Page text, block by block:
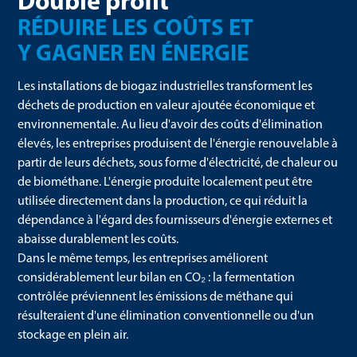
RÉDUIRE LES COÛTS ET
Y GAGNER EN ÉNERGIE
Les installations de biogaz industrielles transforment les
déchets de production en valeur ajoutée économique et
environnementale. Au lieu d'avoir des coûts d'élimination
élevés, les entreprises produisent de l'énergie renouvelable à
partir de leurs déchets, sous forme d'électricité, de chaleur ou
de biométhane. L'énergie produite localement peut être
utilisée directement dans la production, ce qui réduit la
dépendance à l'égard des fournisseurs d'énergie externes et
abaisse durablement les coûts.
Dans le même temps, les entreprises améliorent
considérablement leur bilan en CO₂ : la fermentation
contrôlée préviennent les émissions de méthane qui
résulteraient d'une élimination conventionnelle ou d'un
stockage en plein air.